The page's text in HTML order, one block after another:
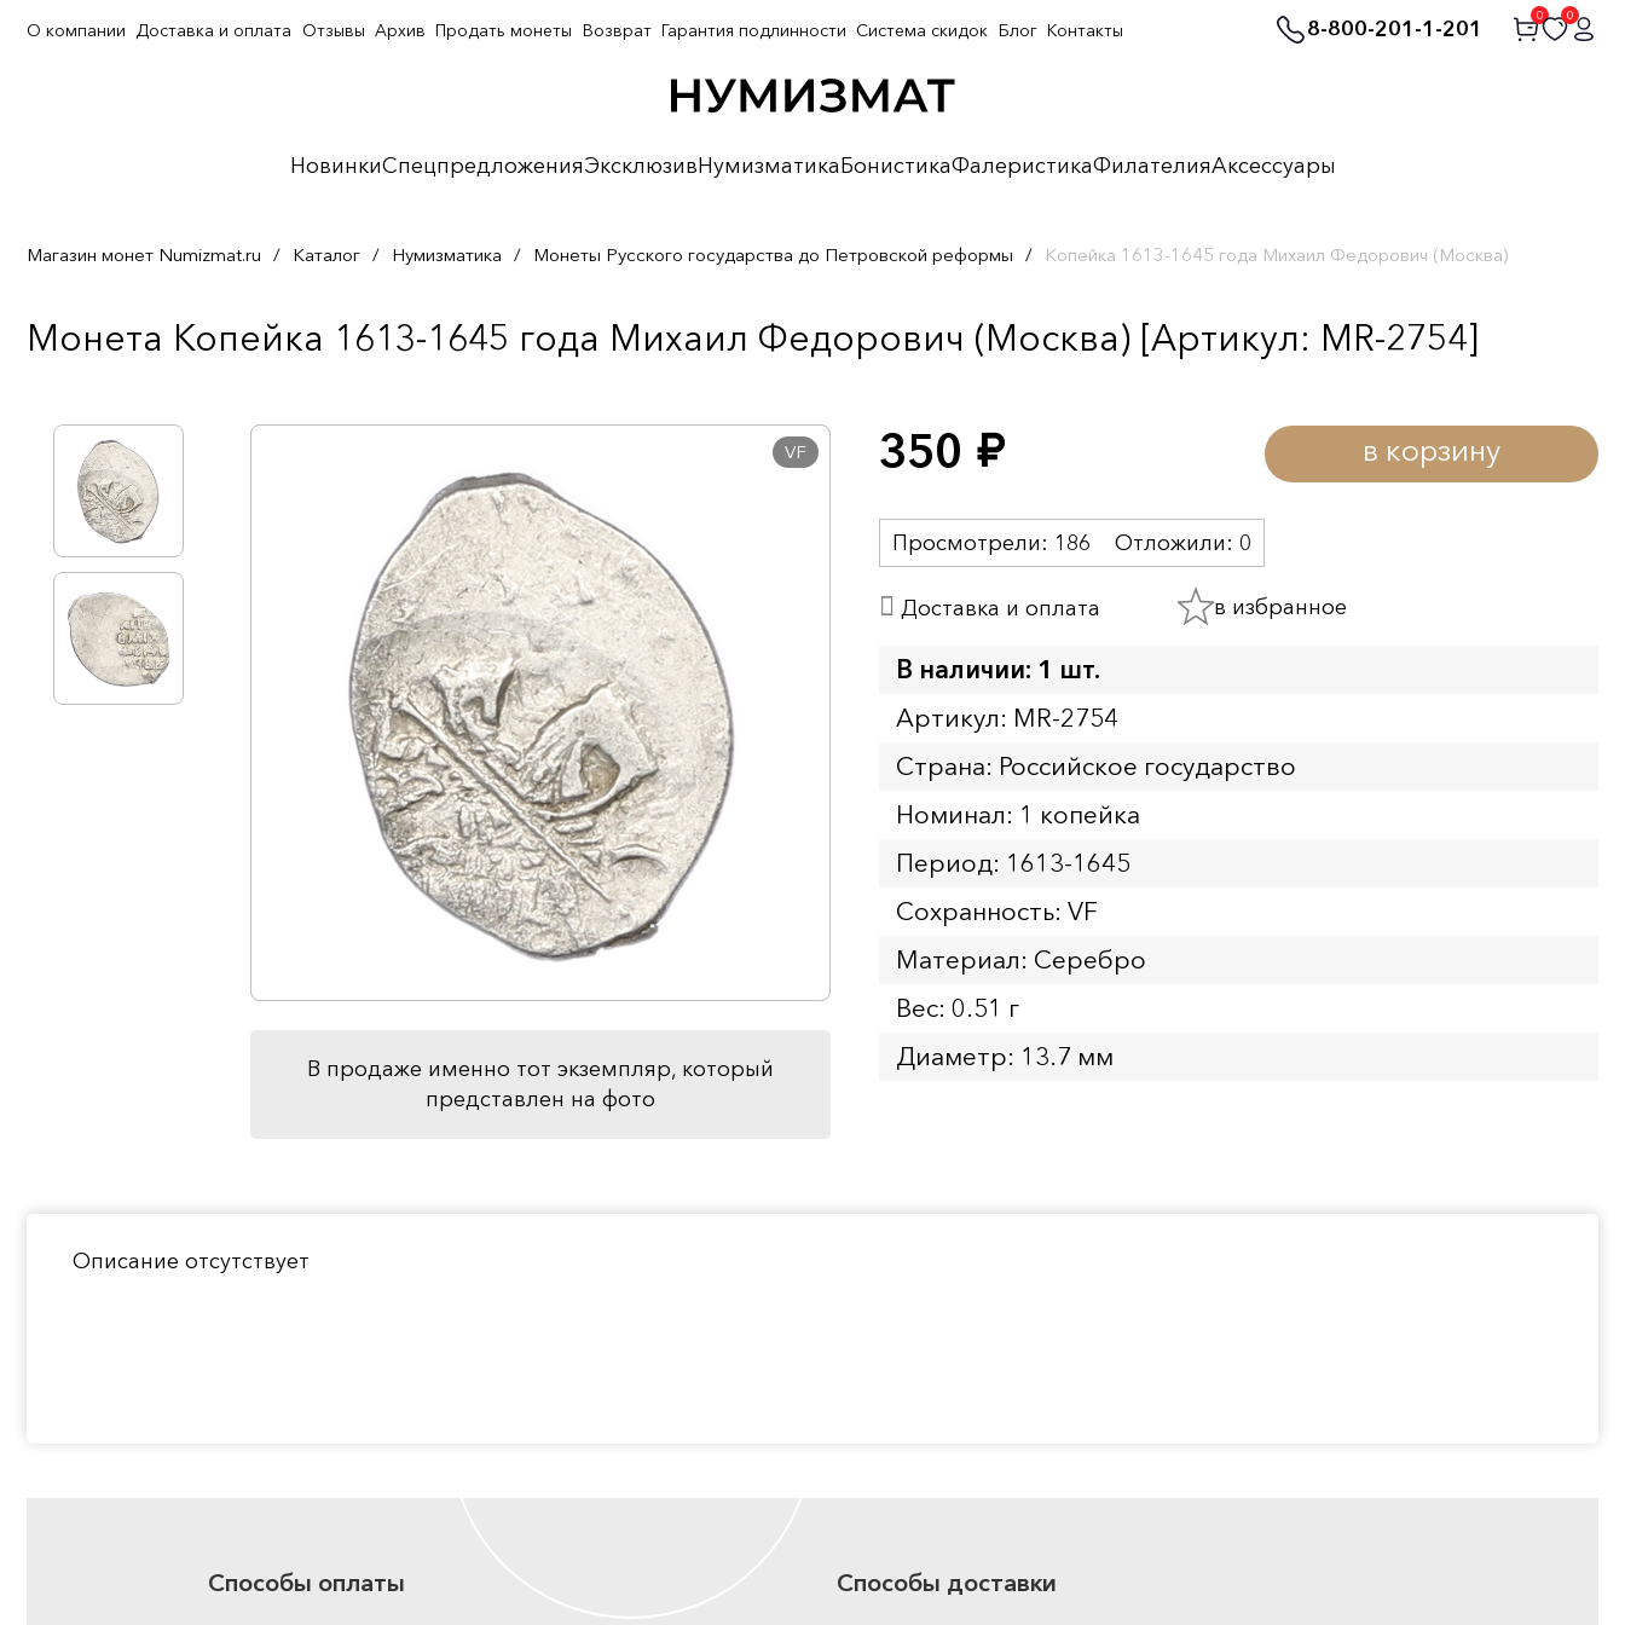
8-800-201-1-201
0 0
НовинкиСпецпредложенияЭксклюзивНумизматикаБонистикаФалеристикаФилателияАксессуары
О компании Доставка и оплата Отзывы Архив Продать монеты Возврат Гарантия подлинности Система скидок Блог Контакты
Магазин монет Numizmat.ru / Каталог / Нумизматика / Монеты Русского государства до Петровской реформы / Копейка 1613-1645 года Михаил Федорович (Москва)
Монета Копейка 1613-1645 года Михаил Федорович (Москва) [Артикул: MR-2754]
VF
В продаже именно тот экземпляр, который
представлен на фото
350 руб. в корзину
Просмотрели: 186 Отложили: 0
Доставка и оплата в избранное
В наличии: 1 шт.
Артикул: MR-2754
Страна: Российское государство
Номинал: 1 копейка
Период: 1613-1645
Сохранность: VF
Материал: Серебро
Вес: 0.51 г
Диаметр: 13.7 мм
Описание отсутствует
Способы оплаты Способы доставки